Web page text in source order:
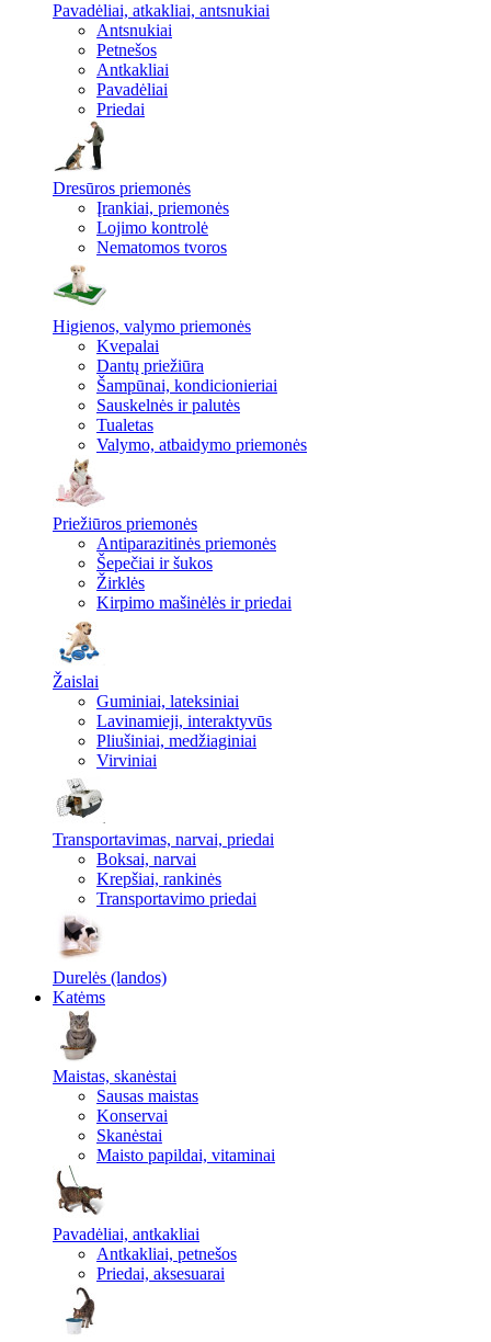
Pavadėliai, atkakliai, antsnukiai
Antsnukiai
Petnešos
Antkakliai
Pavadėliai
Priedai
Dresūros priemonės
Įrankiai, priemonės
Lojimo kontrolė
Nematomos tvoros
Higienos, valymo priemonės
Kvepalai
Dantų priežiūra
Šampūnai, kondicionieriai
Sauskelnės ir palutės
Tualetas
Valymo, atbaidymo priemonės
Priežiūros priemonės
Antiparazitinės priemonės
Šepečiai ir šukos
Žirklės
Kirpimo mašinėlės ir priedai
Žaislai
Guminiai, lateksiniai
Lavinamieji, interaktyvūs
Pliušiniai, medžiaginiai
Virviniai
Transportavimas, narvai, priedai
Boksai, narvai
Krepšiai, rankinės
Transportavimo priedai
Durelės (landos)
Katėms
Maistas, skanėstai
Sausas maistas
Konservai
Skanėstai
Maisto papildai, vitaminai
Pavadėliai, antkakliai
Antkakliai, petnešos
Priedai, aksesuarai